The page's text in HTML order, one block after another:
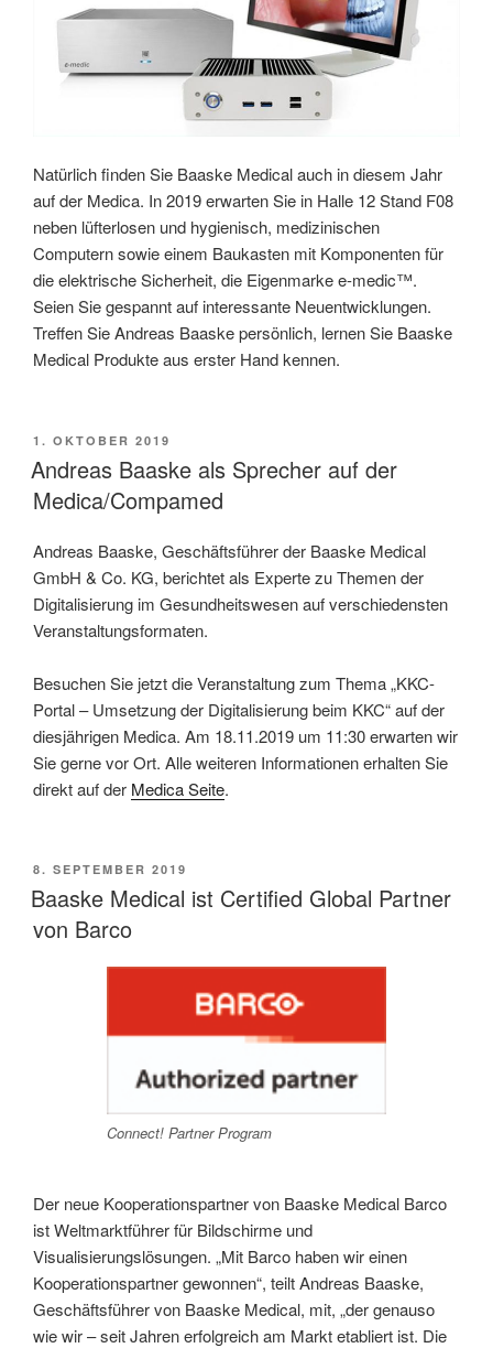
Natürlich finden Sie Baaske Medical auch in diesem Jahr
auf der Medica. In 2019 erwarten Sie in Halle 12 Stand F08
neben lüfterlosen und hygienisch, medizinischen
Computern sowie einem Baukasten mit Komponenten für
die elektrische Sicherheit, die Eigenmarke e-medic™.
Seien Sie gespannt auf interessante Neuentwicklungen.
Treffen Sie Andreas Baaske persönlich, lernen Sie Baaske
Medical Produkte aus erster Hand kennen.
VERÖFFENTLICHT
AM
1. OKTOBER 2019
Andreas Baaske als Sprecher auf der
Medica/Compamed
Andreas Baaske, Geschäftsführer der Baaske Medical
GmbH & Co. KG, berichtet als Experte zu Themen der
Digitalisierung im Gesundheitswesen auf verschiedensten
Veranstaltungsformaten.
Besuchen Sie jetzt die Veranstaltung zum Thema „KKC-
Portal – Umsetzung der Digitalisierung beim KKC“ auf der
diesjährigen Medica. Am 18.11.2019 um 11:30 erwarten wir
Sie gerne vor Ort. Alle weiteren Informationen erhalten Sie
direkt auf der Medica Seite.
VERÖFFENTLICHT
AM
8. SEPTEMBER 2019
Baaske Medical ist Certified Global Partner
von Barco
Connect! Partner Program
Der neue Kooperationspartner von Baaske Medical Barco
ist Weltmarktführer für Bildschirme und
Visualisierungslösungen. „Mit Barco haben wir einen
Kooperationspartner gewonnen“, teilt Andreas Baaske,
Geschäftsführer von Baaske Medical, mit, „der genauso
wie wir – seit Jahren erfolgreich am Markt etabliert ist. Die